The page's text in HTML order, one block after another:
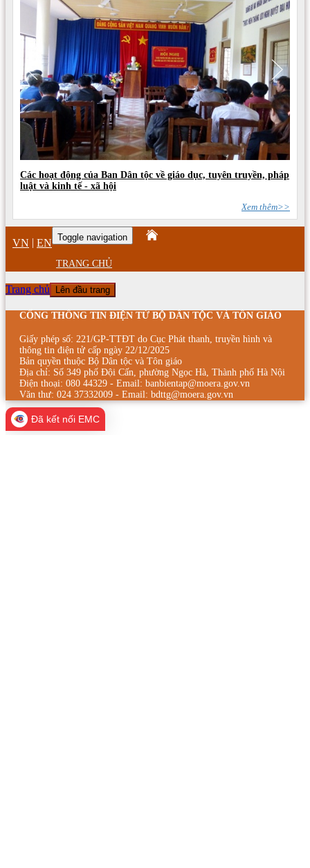
Các hoạt động của Ban Dân tộc về giáo dục, tuyên truyền, pháp
luật và kinh tế - xã hội
Xem thêm>>
VN | EN Toggle navigation
TRANG CHỦ
Trang chủ Lên đầu trang
CỔNG THÔNG TIN ĐIỆN TỬ BỘ DÂN TỘC VÀ TÔN GIÁO
Giấy phép số: 221/GP-TTĐT do Cục Phát thanh, truyền hình và
thông tin điện tử cấp ngày 22/12/2025
Bản quyền thuộc Bộ Dân tộc và Tôn giáo
Địa chỉ: Số 349 phố Đội Cấn, phường Ngọc Hà, Thành phố Hà Nội
Điện thoại: 080 44329 - Email: banbientap@moera.gov.vn
Văn thư: 024 37332009 - Email: bdttg@moera.gov.vn
Đã kết nối EMC